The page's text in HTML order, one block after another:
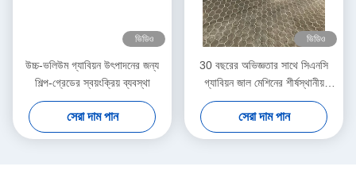
ভিডিও
উচ্চ-ভলিউম গ্যাবিয়ন উৎপাদনের জন্য
শিল্প-গ্রেডের স্বয়ংক্রিয় ব্যবস্থা
সেরা দাম পান
ভিডিও
30 বছরের অভিজ্ঞতার সাথে সিএনসি
গ্যাবিয়ন জাল মেশিনের শীর্ষস্থানীয়
প্রস্তুতকারক
সেরা দাম পান